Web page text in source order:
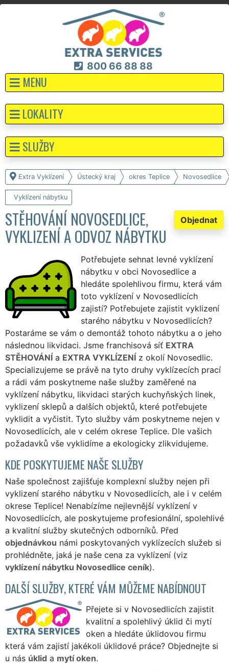
800 66 88 88
MENU
Extra Vyklízení Ústecký kraj okres Teplice Novosedlice
Vyklízení nábytku
Objednat
STĚHOVÁNÍ NOVOSEDLICE,
VYKLIZENÍ A ODVOZ NÁBYTKU
Potřebujete sehnat levné vyklízení
nábytku v obci Novosedlice a
hledáte spolehlivou firmu, která vám
toto vyklízení v Novosedlicích
zajistí? Potřebujete zajistit vyklizení
starého nábytku v Novosedlicích?
Postaráme se vám o demontáž tohoto nábytku a o jeho
následnou likvidaci. Jsme franchisová síť EXTRA
STĚHOVÁNÍ a EXTRA VYKLÍZENÍ z okolí Novosedlic.
Specializujeme se právě na tyto druhy vyklízecích prací
a rádi vám poskytneme naše služby zaměřené na
vyklízení nábytku, likvidaci starých kuchyňských linek,
vyklizení sklepů a dalších objektů, které potřebujete
vyklidit a vyčistit. Tyto služby vám poskytneme nejen v
Novosedlicích, ale v celém okrese Teplice. Dle vašich
požadavků vše vyklidíme a ekologicky zlikvidujeme.
KDE POSKYTUJEME NAŠE SLUŽBY
Naše společnost zajišťuje komplexní služby nejen při
vyklizení starého nábytku v Novosedlicích, ale i v celém
okrese Teplice! Nenabízíme nejlevnější vyklízení v
Novosedlicích, ale poskytujeme profesionální, spolehlivé
a kvalitní služby skutečných odborníků. Před
objednávkou námi poskytovaných vyklízecích služeb si
prohlédněte, jaká je naše cena za vyklízení (viz
vyklízení nábytku Novosedlice ceník).
DALŠÍ SLUŽBY, KTERÉ VÁM MŮŽEME NABÍDNOUT
Přejete si v Novosedlicích zajistit
kvalitní a spolehlivý úklid či mytí
oken a hledáte úklidovou firmu
která vám zajistí jakékoli úklidové práce? Objednejte si
u nás úklid a mytí oken.
LOKALITY
SLUŽBY